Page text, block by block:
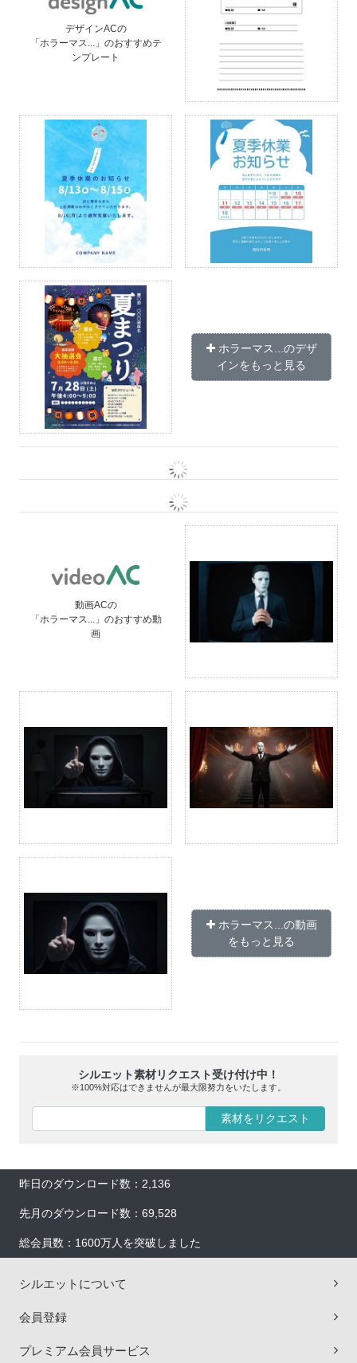
デザインACの
「ホラーマス...」のおすすめテ
ンプレート
ホラーマス...のデザ
インをもっと見る
動画ACの
「ホラーマス...」のおすすめ動
画
ホラーマス...の動画
をもっと見る
シルエット素材リクエスト受け付け中！
※100%対応はできませんが最大限努力をいたします。
素材をリクエスト
昨日のダウンロード数：2,136
先月のダウンロード数：69,528
総会員数：1600万人を突破しました
シルエットについて
会員登録
プレミアム会員サービス